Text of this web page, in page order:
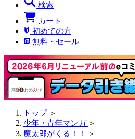
検索
カート
初めての方
無料・セール
トップ ＞
少年・青年マンガ ＞
魔太郎がくる！！
＞